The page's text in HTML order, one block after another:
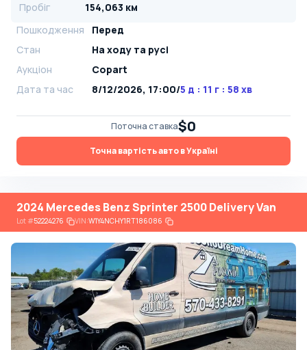
Пробіг
154,063 км
Пошкодження
Перед
Стан
На ​​ходу та русі
Аукціон
Copart
Дата та час
8/12/2026, 17:00/5 д : 11 г : 58 хв
Поточна ставка$0
Точна вартість авто в Україні
2024 Mercedes Benz Sprinter 2500 Delivery Van
Lot#52224276 VIN:W1Y4NCHY1RT186086